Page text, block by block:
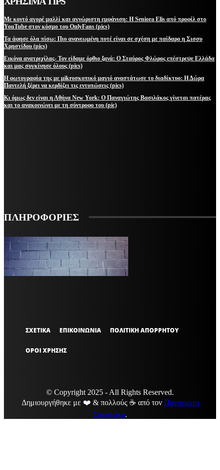
Με κοντό αγορέ μαλλί και αγνώριστη εμφάνιση: Η Seniora Elis από προφίλ στο
YouTube στον κόσμο του OnlyFans (pics)
Τα άφησε όλα πίσω: Πιο ανανεωμένη ποτέ είναι σε σχέση με παίδαρο η Σισσυ
Χρηστίδου (pics)
Εικόνα ανατριχίλας- Τον είδαμε όρθιο ξανά: Ο Σταύρος Φλώρος επέστρεψε Ελλάδα
και μας συγκίνησε όλους (pics)
Η φωτογραφία της με μikroσκοπικό μαγιό αναστάτωσε το διαδίκτυο: Η Δώρα
Παντελή ξέρει να κερδίζει τις εντυπώσεις (pics)
Κι όμως δεν είναι η Αθήνα New York: Ο Παναγιώτης Βασιλάκος γίνεται πατέρας
και το ανακοινώνει με τη σύντροφο του (pic)
ΠΛΗΡΟΦΟΡΙΕΣ
VARiEMAi
OFFICIAL
ΣΧΕΤΙΚΑ ΕΠΙΚΟΙΝΩΝΙΑ ΠΟΛΙΤΙΚΗ ΑΠΟΡΡΗΤΟΥ
ΟΡΟΙ ΧΡΗΣΗΣ
© Copyright 2025 - All Rights Reserved.
Δημιουργήθηκε με ❤️ & πολλούς ☕ από τον Παναγιώτη
Σακαλάκη.